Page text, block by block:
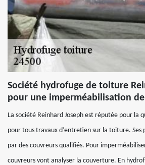
Société hydrofuge de toiture
pour une imperméabilisation
La société Reinhard Joseph est réputée pour la
pour tous travaux d’entretien sur la toiture. Ses
par des couvreurs qualifiés. Pour
couvreurs vont analyser la couverture. En